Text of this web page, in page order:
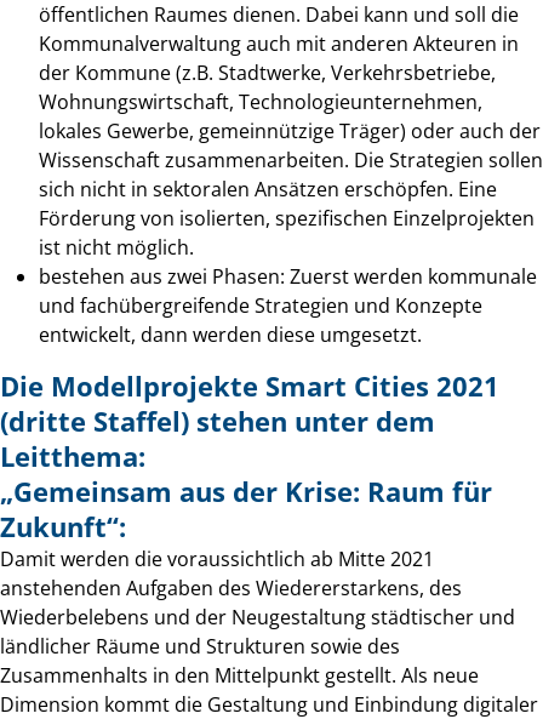
öffentlichen Raumes dienen. Dabei kann und soll die
Kommunalverwaltung auch mit anderen Akteuren in
der Kommune (z.B. Stadtwerke, Verkehrsbetriebe,
Wohnungswirtschaft, Technologieunternehmen,
lokales Gewerbe, gemeinnützige Träger) oder auch der
Wissenschaft zusammenarbeiten. Die Strategien sollen
sich nicht in sektoralen Ansätzen erschöpfen. Eine
Förderung von isolierten, spezifischen Einzelprojekten
ist nicht möglich.
bestehen aus zwei Phasen: Zuerst werden kommunale
und fachübergreifende Strategien und Konzepte
entwickelt, dann werden diese umgesetzt.
Die Modellprojekte Smart Cities 2021
(dritte Staffel) stehen unter dem
Leitthema:
„Gemeinsam aus der Krise: Raum für
Zukunft“:
Damit werden die voraussichtlich ab Mitte 2021
anstehenden Aufgaben des Wiedererstarkens, des
Wiederbelebens und der Neugestaltung städtischer und
ländlicher Räume und Strukturen sowie des
Zusammenhalts in den Mittelpunkt gestellt. Als neue
Dimension kommt die Gestaltung und Einbindung digitaler